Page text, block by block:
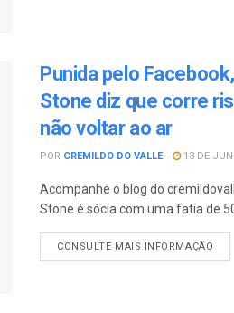
Punida pelo
Stone diz que corre
não voltar ao ar
POR CREMILDO DO VALLE 13 DE
Acompanhe o blog do
Stone é sócia com uma fatia de
CONSULTE MAIS INFORMAÇÃO